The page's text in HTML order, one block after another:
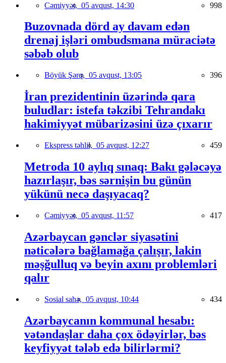
Cəmiyyət, 05 avqust, 14:30 998
Buzovnada dörd ay davam edən
drenaj işləri ombudsmana müraciətə
səbəb olub
Böyük Şərq, 05 avqust, 13:05 396
İran prezidentinin üzərində qara
buludlar: istefa təkzibi Tehrandakı
hakimiyyət mübarizəsini üzə çıxarır
Ekspress təhlil, 05 avqust, 12:27 459
Metroda 10 aylıq sınaq: Bakı gələcəyə
hazırlaşır, bəs sərnişin bu günün
yükünü necə daşıyacaq?
Cəmiyyət, 05 avqust, 11:57 417
Azərbaycan gənclər siyasətini
nəticələrə bağlamağa çalışır, lakin
məşğulluq və beyin axını problemləri
qalır
Sosial sahə, 05 avqust, 10:44 434
Azərbaycanın kommunal hesabı:
vətəndaşlar daha çox ödəyirlər, bəs
keyfiyyət tələb edə bilirlərmi?